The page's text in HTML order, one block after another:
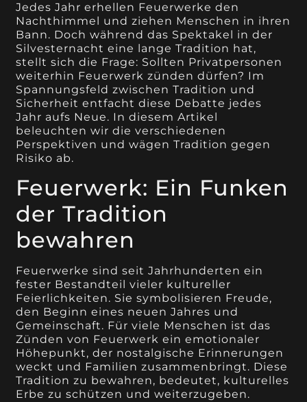
Jedes Jahr erhellen Feuerwerke den
Nachthimmel und ziehen Menschen in ihren
Bann. Doch während das Spektakel in der
Silvesternacht eine lange Tradition hat,
stellt sich die Frage: Sollten Privatpersonen
weiterhin Feuerwerk zünden dürfen? Im
Spannungsfeld zwischen Tradition und
Sicherheit entfacht diese Debatte jedes
Jahr aufs Neue. In diesem Artikel
beleuchten wir die verschiedenen
Perspektiven und wägen Tradition gegen
Risiko ab.
Feuerwerk: Ein Funken
der Tradition
bewahren
Feuerwerke sind seit Jahrhunderten ein
fester Bestandteil vieler kultureller
Feierlichkeiten. Sie symbolisieren Freude,
den Beginn eines neuen Jahres und
Gemeinschaft. Für viele Menschen ist das
Zünden von Feuerwerk ein emotionaler
Höhepunkt, der nostalgische Erinnerungen
weckt und Familien zusammenbringt. Diese
Tradition zu bewahren, bedeutet, kulturelles
Erbe zu schützen und weiterzugeben.